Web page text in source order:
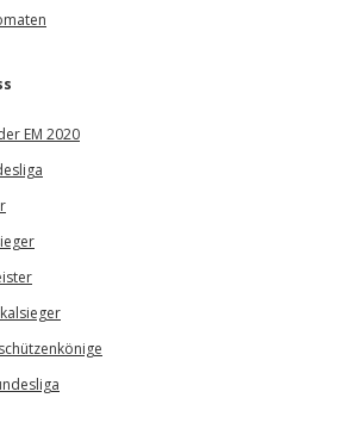
EM 2020